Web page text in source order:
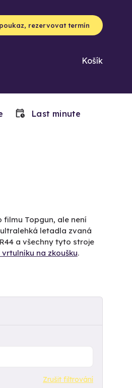
rezervovat termín
Košík
Last minute
Topgun, ale není
letadla zvaná
R44 a všechny tyto stroje
vrtulníku na zkoušku.
Zrušit filtrování